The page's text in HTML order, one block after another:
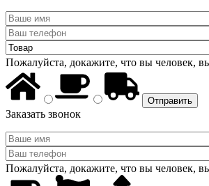
Пожалуйста, докажите, что вы человек,
Заказать звонок
Пожалуйста, докажите, что вы человек,